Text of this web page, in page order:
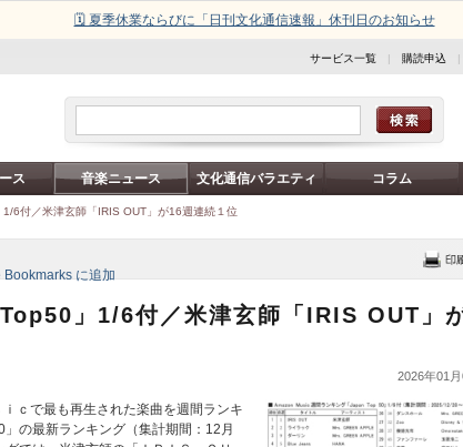
🗓️ 夏季休業ならびに「日刊文化通信速報」休刊日のお知らせ
サービス一覧 | 購読申込
ス 音楽ニュース 文化通信バラエティ コラム
6付／米津玄師「IRIS OUT」が16週連続１位
」1/6付／米津玄師「IRIS OUT」
2026年01月
で最も再生された楽曲を週間ランキ
の最新ランキング（集計期間：12月